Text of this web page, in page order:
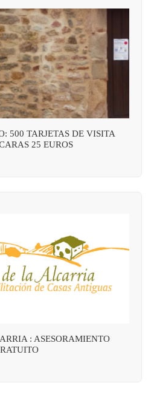
500 TARJETAS DE VISITA
25 EUROS
: ASESORAMIENTO